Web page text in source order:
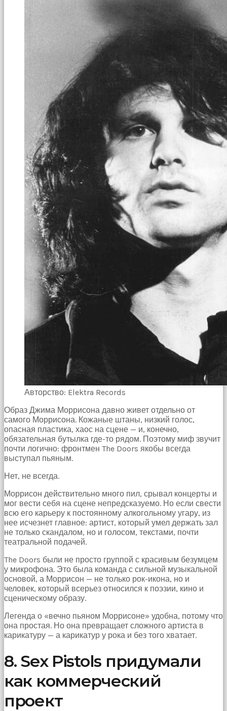
Авторство: Elektra Records
Образ Джима Моррисона давно живет отдельно от
самого Моррисона. Кожаные штаны, низкий голос,
опасная пластика, хаос на сцене — и, конечно,
обязательная бутылка где-то рядом. Поэтому миф звучит
почти логично: фронтмен The Doors якобы всегда
выступал пьяным.
Нет, не всегда.
Моррисон действительно много пил, срывал концерты и
мог вести себя на сцене непредсказуемо. Но если свести
всю его карьеру к постоянному алкогольному угару, из
нее исчезнет главное: артист, который умел держать зал
не только скандалом, но и голосом, текстами, почти
театральной подачей.
The Doors были не просто группой с красивым безумцем
у микрофона. Это была команда с сильной музыкальной
основой, а Моррисон — не только рок-икона, но и
человек, который всерьез относился к поэзии, кино и
сценическому образу.
Легенда о «вечно пьяном Моррисоне» удобна, потому что
она простая. Но она превращает сложного артиста в
карикатуру — а карикатур у рока и без того хватает.
8. Sex Pistols придумали
как коммерческий
проект